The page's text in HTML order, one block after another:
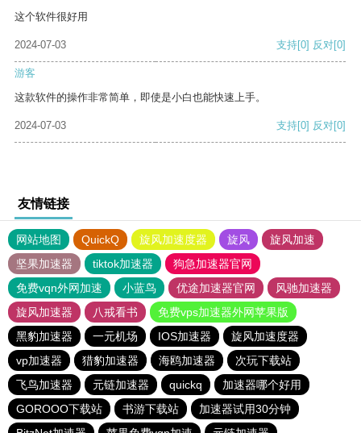
这个软件很好用
2024-07-03 支持[0] 反对[0]
游客
这款软件的操作非常简单，即使是小白也能快速上手。
2024-07-03 支持[0] 反对[0]
友情链接
网站地图 QuickQ 旋风加速度器 旋风
旋风加速
坚果加速器
tiktok加速器
狗急加速器官网
免费vqn外网加速
小蓝鸟 优途加速器官网
风驰加速器
旋风加速器
八戒看书
免费vps加速器外网苹果版
黑豹加速器
一元机场 IOS加速器
旋风加速度器
vp加速器
猎豹加速器 海鸥加速器
次玩下载站
飞鸟加速器
元链加速器 quickq
加速器哪个好用
GOROOO下载站
书游下载站
加速器试用30分钟